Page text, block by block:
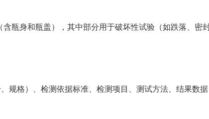
含瓶身和瓶盖），其中部分用于破坏性试验（如跌落、密
规格）、检测依据标准、检测项目、测试方法、结果数